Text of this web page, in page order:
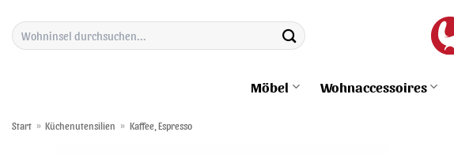
Inhalt
springen
Suchen
nach:
Möbel Wohnaccessoires
Start » Küchenutensilien » Kaffee, Espresso